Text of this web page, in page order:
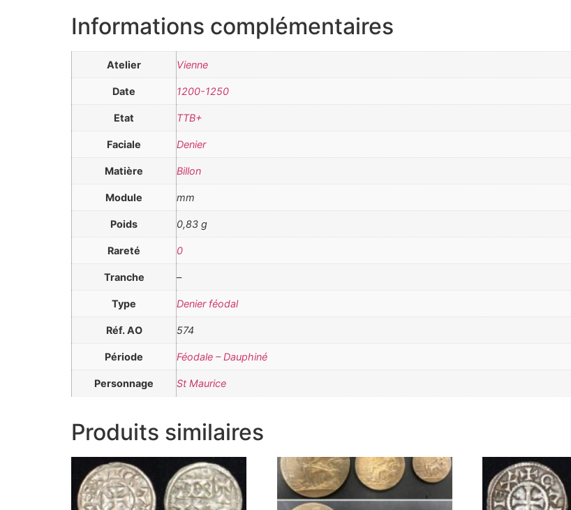
Informations complémentaires
Atelier Vienne
Date 1200-1250
Etat TTB+
Faciale Denier
Matière Billon
Module mm
Poids 0,83 g
Rareté 0
Tranche –
Type Denier féodal
Réf. AO 574
Période Féodale – Dauphiné
Personnage St Maurice
Produits similaires